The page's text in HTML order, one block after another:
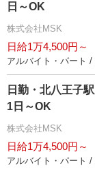
日～OK
株式会社MSK
日給1万4,500円～
アルバイト・パート /
日勤・北八王子
1日～OK
株式会社MSK
日給1万4,500円～
アルバイト・パート /